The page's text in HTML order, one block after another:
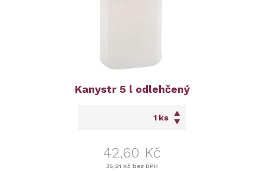
Kanystr 5 l odlehčený
ks
42,60 Kč
35,21 Kč bez DPH